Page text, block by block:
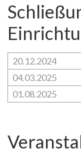
20.12.2024
04.03.2025
01.08.2025